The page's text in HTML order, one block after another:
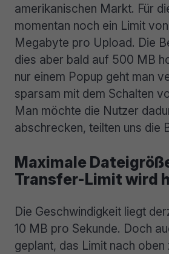
amerikanischen Markt. Für
momentan noch ein Limit
Megabyte pro Upload. Die
dies aber bald auf 500 MB
nur einem Popup geht man
sparsam mit dem Schalten
Man möchte die Nutzer
abschrecken, teilten uns die
Maximale
Transfer-Limit wird
Die Geschwindigkeit liegt
10 MB pro Sekunde. Doch
geplant, das Limit nach